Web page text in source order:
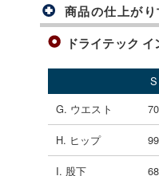
商品の仕上が
ドライテック
S
G. ウエスト
70
H. ヒップ 99
I. 股下 68